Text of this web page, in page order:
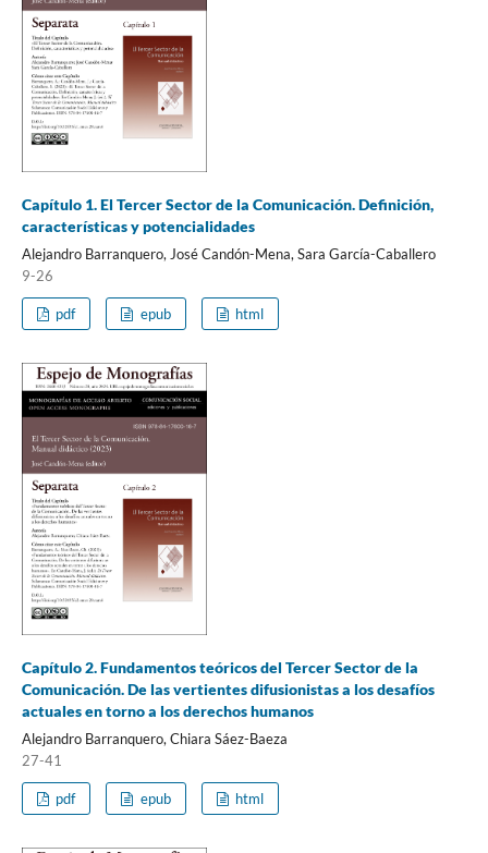
Capítulo 1. El Tercer Sector de la Comunicación. Definición,
características y potencialidades
Alejandro Barranquero, José Candón-Mena, Sara García-Caballero
9-26
pdf epub html
Capítulo 2. Fundamentos teóricos del Tercer Sector de la
Comunicación. De las vertientes difusionistas a los desafíos
actuales en torno a los derechos humanos
Alejandro Barranquero, Chiara Sáez-Baeza
27-41
pdf epub html